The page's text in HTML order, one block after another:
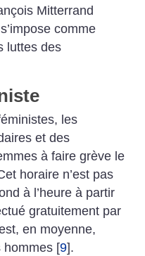
Mitterrand
comme
luttes des
les
et des
à ­faire grève le
horaire n’est pas
à l’heure à partir
gratuitement par
en moyenne,
hommes [9].